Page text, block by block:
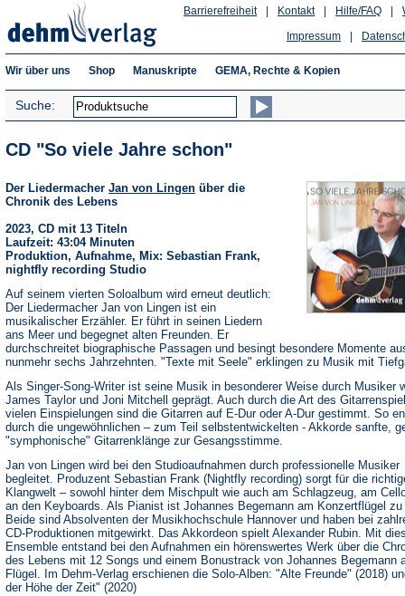
Hilfe/FAQ
Kontakt
Barrierefreiheit
Impressum
Wir über uns Shop Manuskripte GEMA, Rechte & Kopien
Suche:
CD "So viele Jahre schon"
Der Liedermacher Jan von Lingen über die
Chronik des Lebens
2023, CD mit 13 Titeln
Laufzeit: 43:04 Minuten
Produktion, Aufnahme, Mix: Sebastian Frank,
nightfly recording Studio
Auf seinem vierten Soloalbum wird erneut deutlich:
Der Liedermacher Jan von Lingen ist ein
musikalischer Erzähler. Er führt in seinen Liedern
ans Meer und begegnet alten Freunden. Er
durchschreitet biographische Passagen und besingt besondere Momente
nunmehr sechs Jahrzehnten. "Texte mit Seele" erklingen zu Musik mit
Als Singer-Song-Writer ist seine Musik in besonderer Weise durch Musiker
James Taylor und Joni Mitchell geprägt. Auch durch die Art des
vielen Einspielungen sind die Gitarren auf E-Dur oder A-Dur gestimmt. So
durch die ungewöhnlichen – zum Teil selbstentwickelten - Akkorde sanfte,
"symphonische" Gitarrenklänge zur Gesangsstimme.
Jan von Lingen wird bei den Studioaufnahmen durch professionelle Musiker
begleitet. Produzent Sebastian Frank (Nightfly recording) sorgt für die
Klangwelt – sowohl hinter dem Mischpult wie auch am Schlagzeug, am
an den Keyboards. Als Pianist ist Johannes Begemann am Konzertflügel zu
Beide sind Absolventen der Musikhochschule Hannover und haben bei
CD-Produktionen mitgewirkt. Das Akkordeon spielt Alexander Rubin. Mit
Ensemble entstand bei den Aufnahmen ein hörenswertes Werk über die
des Lebens mit 12 Songs und einem Bonustrack von Johannes Begemann
Flügel. Im Dehm-Verlag erschienen die Solo-Alben: "Alte Freunde" (2018)
der Höhe der Zeit" (2020)